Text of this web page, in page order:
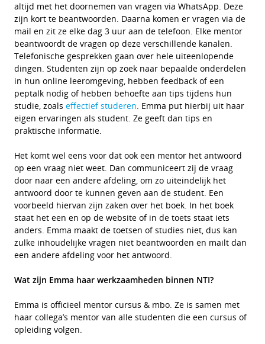
altijd met het doornemen van vragen via WhatsApp. Deze
zijn kort te beantwoorden. Daarna komen er vragen via de
mail en zit ze elke dag 3 uur aan de telefoon. Elke mentor
beantwoordt de vragen op deze verschillende kanalen.
Telefonische gesprekken gaan over hele uiteenlopende
dingen. Studenten zijn op zoek naar bepaalde onderdelen
in hun online leeromgeving, hebben feedback of een
peptalk nodig of hebben behoefte aan tips tijdens hun
studie, zoals effectief studeren. Emma put hierbij uit haar
eigen ervaringen als student. Ze geeft dan tips en
praktische informatie.
Het komt wel eens voor dat ook een mentor het antwoord
op een vraag niet weet. Dan communiceert zij de vraag
door naar een andere afdeling, om zo uiteindelijk het
antwoord door te kunnen geven aan de student. Een
voorbeeld hiervan zijn zaken over het boek. In het boek
staat het een en op de website of in de toets staat iets
anders. Emma maakt de toetsen of studies niet, dus kan
zulke inhoudelijke vragen niet beantwoorden en mailt dan
een andere afdeling voor het antwoord.
Wat zijn Emma haar werkzaamheden binnen NTI?
Emma is officieel mentor cursus & mbo. Ze is samen met
haar collega’s mentor van alle studenten die een cursus of
opleiding volgen.